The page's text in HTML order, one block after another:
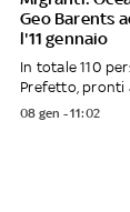
Geo Barents
l'11 gennaio
In totale 110
Prefetto, pronti
08 gen - 11:02